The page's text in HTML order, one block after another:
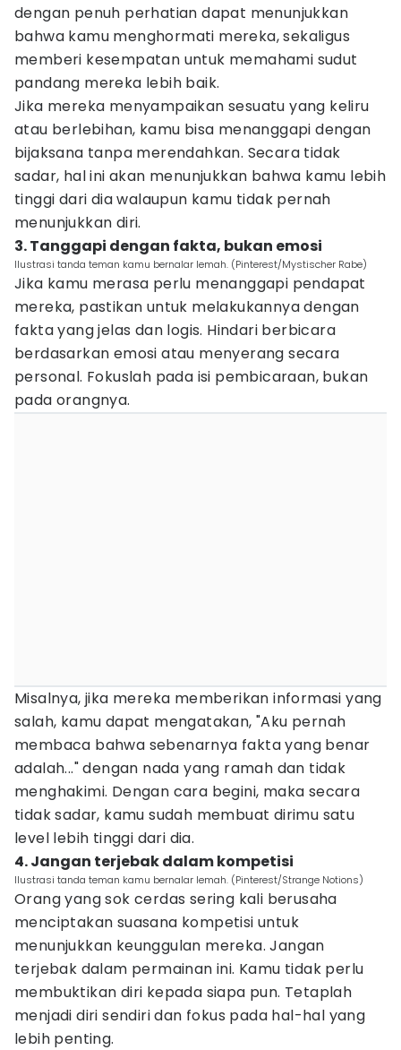
dengan penuh perhatian dapat menunjukkan
bahwa kamu menghormati mereka, sekaligus
memberi kesempatan untuk memahami sudut
pandang mereka lebih baik.
Jika mereka menyampaikan sesuatu yang keliru
atau berlebihan, kamu bisa menanggapi dengan
bijaksana tanpa merendahkan. Secara tidak
sadar, hal ini akan menunjukkan bahwa kamu lebih
tinggi dari dia walaupun kamu tidak pernah
menunjukkan diri.
3. Tanggapi dengan fakta, bukan emosi
Ilustrasi tanda teman kamu bernalar lemah. (Pinterest/Mystischer Rabe)
Jika kamu merasa perlu menanggapi pendapat
mereka, pastikan untuk melakukannya dengan
fakta yang jelas dan logis. Hindari berbicara
berdasarkan emosi atau menyerang secara
personal. Fokuslah pada isi pembicaraan, bukan
pada orangnya.
Misalnya, jika mereka memberikan informasi yang
salah, kamu dapat mengatakan, "Aku pernah
membaca bahwa sebenarnya fakta yang benar
adalah..." dengan nada yang ramah dan tidak
menghakimi. Dengan cara begini, maka secara
tidak sadar, kamu sudah membuat dirimu satu
level lebih tinggi dari dia.
4. Jangan terjebak dalam kompetisi
Ilustrasi tanda teman kamu bernalar lemah. (Pinterest/Strange Notions)
Orang yang sok cerdas sering kali berusaha
menciptakan suasana kompetisi untuk
menunjukkan keunggulan mereka. Jangan
terjebak dalam permainan ini. Kamu tidak perlu
membuktikan diri kepada siapa pun. Tetaplah
menjadi diri sendiri dan fokus pada hal-hal yang
lebih penting.